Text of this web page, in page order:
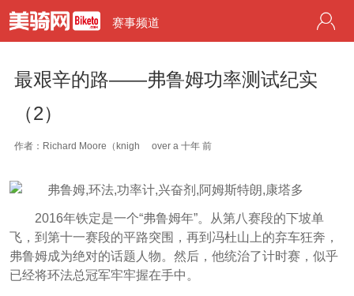
赛事频道
最艰辛的路——弗鲁姆功率测试纪实
（2）
作者：Richard Moore（knigh over a 十年 前
2016年铁定是一个“弗鲁姆年”。从第八赛段的下坡单
飞，到第十一赛段的平路突围，再到冯杜山上的弃车狂奔，
弗鲁姆成为绝对的话题人物。然后，他统治了计时赛，似乎
已经将环法总冠军牢牢握在手中。